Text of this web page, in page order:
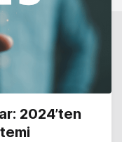
2024’ten